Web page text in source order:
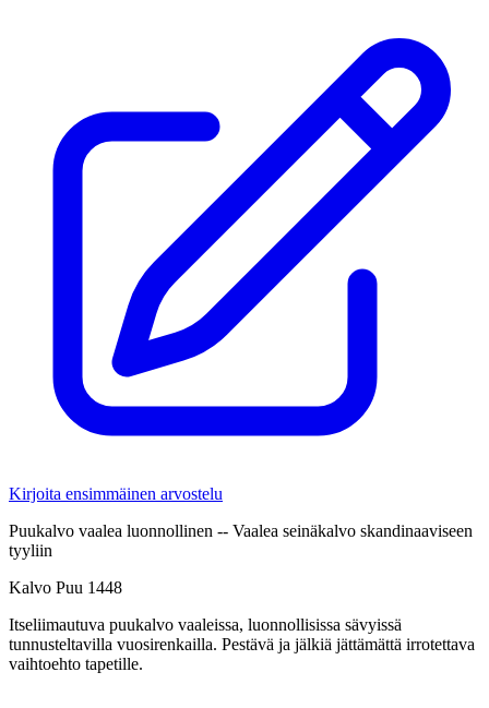
Kirjoita ensimmäinen arvostelu
Puukalvo vaalea luonnollinen -- Vaalea seinäkalvo skandinaaviseen
tyyliin
Kalvo Puu 1448
Itseliimautuva puukalvo vaaleissa, luonnollisissa sävyissä
tunnusteltavilla vuosirenkailla. Pestävä ja jälkiä jättämättä irrotettava
vaihtoehto tapetille.